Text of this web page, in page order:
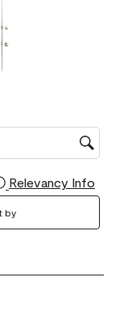
Relevancy Info
by